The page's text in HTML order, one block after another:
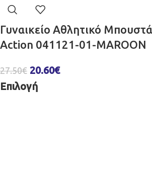
Γυναικείο Αθλητικό
Action 041121-01-MAROON
27.50€ 20.60€
Επιλογή